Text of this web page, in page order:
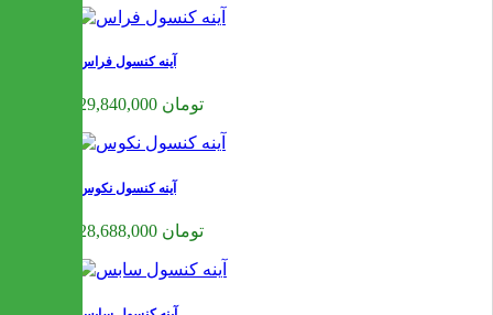
آینه کنسول فراس
29,840,000 تومان
آینه کنسول نکوس
28,688,000 تومان